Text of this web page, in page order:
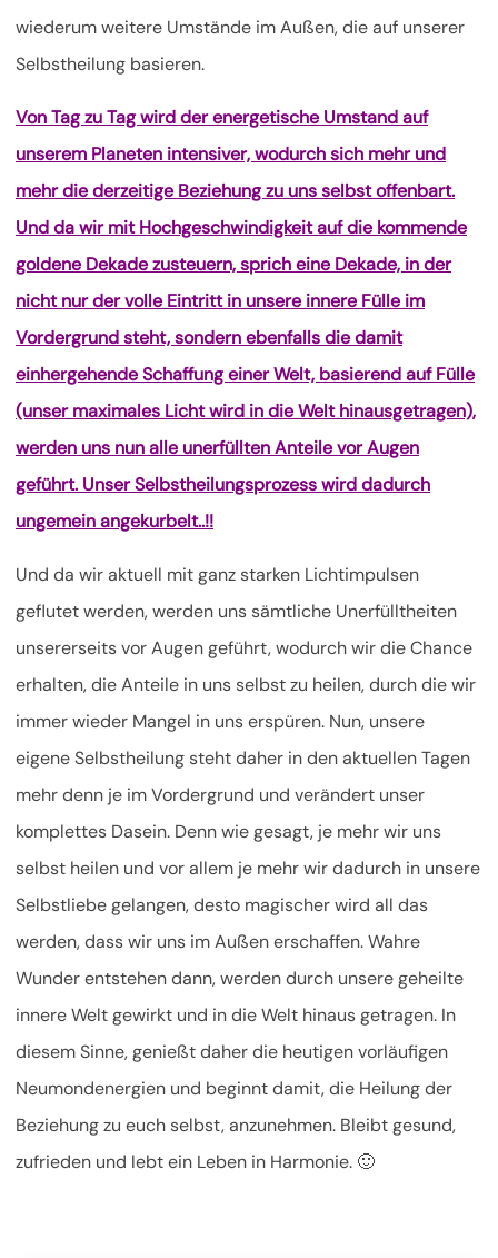
wiederum weitere Umstände im Außen, die auf unserer
Selbstheilung basieren.
Von Tag zu Tag wird der energetische Umstand auf
unserem Planeten intensiver, wodurch sich mehr und
mehr die derzeitige Beziehung zu uns selbst offenbart.
Und da wir mit Hochgeschwindigkeit auf die kommende
goldene Dekade zusteuern, sprich eine Dekade, in der
nicht nur der volle Eintritt in unsere innere Fülle im
Vordergrund steht, sondern ebenfalls die damit
einhergehende Schaffung einer Welt, basierend auf Fülle
(unser maximales Licht wird in die Welt hinausgetragen),
werden uns nun alle unerfüllten Anteile vor Augen
geführt. Unser Selbstheilungsprozess wird dadurch
ungemein angekurbelt..!!
Und da wir aktuell mit ganz starken Lichtimpulsen
geflutet werden, werden uns sämtliche Unerfülltheiten
unsererseits vor Augen geführt, wodurch wir die Chance
erhalten, die Anteile in uns selbst zu heilen, durch die wir
immer wieder Mangel in uns erspüren. Nun, unsere
eigene Selbstheilung steht daher in den aktuellen Tagen
mehr denn je im Vordergrund und verändert unser
komplettes Dasein. Denn wie gesagt, je mehr wir uns
selbst heilen und vor allem je mehr wir dadurch in unsere
Selbstliebe gelangen, desto magischer wird all das
werden, dass wir uns im Außen erschaffen. Wahre
Wunder entstehen dann, werden durch unsere geheilte
innere Welt gewirkt und in die Welt hinaus getragen. In
diesem Sinne, genießt daher die heutigen vorläufigen
Neumondenergien und beginnt damit, die Heilung der
Beziehung zu euch selbst, anzunehmen. Bleibt gesund,
zufrieden und lebt ein Leben in Harmonie. 🙂